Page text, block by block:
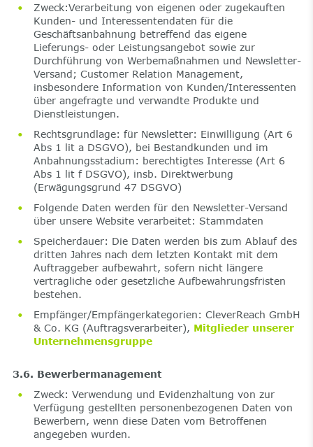
Zweck:Verarbeitung von eigenen oder zugekauften
Kunden- und Interessentendaten für die
Geschäftsanbahnung betreffend das eigene
Lieferungs- oder Leistungsangebot sowie zur
Durchführung von Werbemaßnahmen und Newsletter-
Versand; Customer Relation Management,
insbesondere Information von Kunden/Interessenten
über angefragte und verwandte Produkte und
Dienstleistungen.
Rechtsgrundlage: für Newsletter: Einwilligung (Art 6
Abs 1 lit a DSGVO), bei Bestandkunden und im
Anbahnungsstadium: berechtigtes Interesse (Art 6
Abs 1 lit f DSGVO), insb. Direktwerbung
(Erwägungsgrund 47 DSGVO)
Folgende Daten werden für den Newsletter-Versand
über unsere Website verarbeitet: Stammdaten
Speicherdauer: Die Daten werden bis zum Ablauf des
dritten Jahres nach dem letzten Kontakt mit dem
Auftraggeber aufbewahrt, sofern nicht längere
vertragliche oder gesetzliche Aufbewahrungsfristen
bestehen.
Empfänger/Empfängerkategorien: CleverReach GmbH
& Co. KG (Auftragsverarbeiter), Mitglieder unserer
Unternehmensgruppe
3.6. Bewerbermanagement
Zweck: Verwendung und Evidenzhaltung von zur
Verfügung gestellten personenbezogenen Daten von
Bewerbern, wenn diese Daten vom Betroffenen
angegeben wurden.